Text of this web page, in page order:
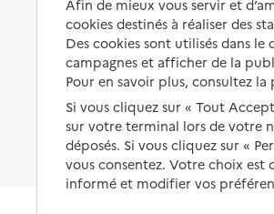
protection
Les mesures de protection
Les obligations de la famille
À qui s’adresser ?
Les politiques du grand âge
Vivre
Être
Fin
Afin de mieux vous servir et
cookies destinés à réaliser des
Des cookies sont utilisés dans
campagnes et afficher de la
Pour en savoir plus, consultez
Si vous cliquez sur « Tout
sur votre terminal lors de votre
déposés. Si vous cliquez sur «
vous consentez. Votre choix est
informé et modifier vos